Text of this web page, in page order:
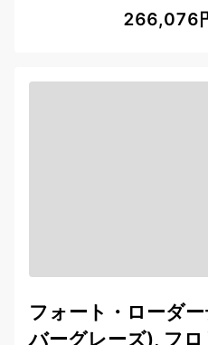
266,076
フォート・ローダ
バーグレーズ), フ